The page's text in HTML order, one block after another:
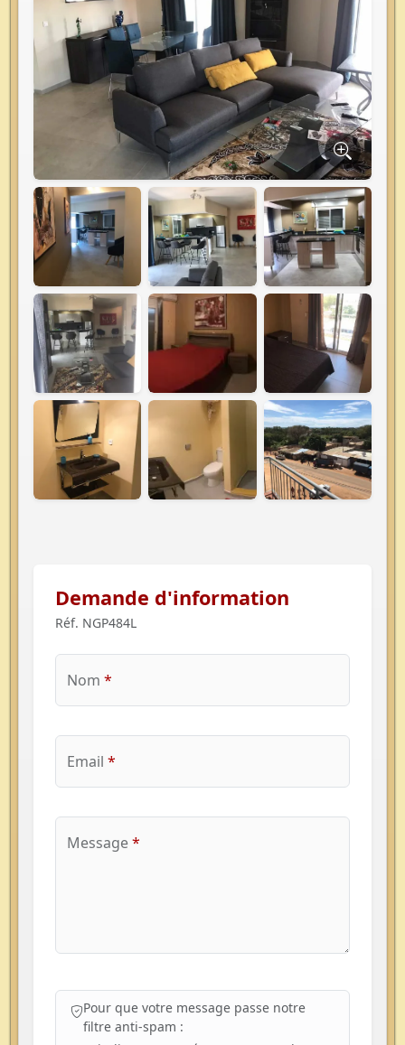
Demande d'information
Réf. NGP484L
Nom *
Email *
Message*
Pour que votre message passe notre
filtre anti-spam :